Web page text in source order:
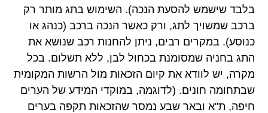
בלבד שישמש להסעת הנכה). השימוש בתג מותר רק
ברכב שמשויך לתג, ורק כאשר הנכה ברכב (כנהג או
כנוסע). במקרים רבים, ניתן להחנות רכב שנושא את
התג בחניה שמסומנת בכחול לבן, ללא תשלום. בכל
מקרה, יש לוודא את קיום הזכאות מול הרשות המקומית
שבתחומה חונים. (לדוגמה, במוקדי המידע של הערים
חיפה, ת"א ובאר שבע נמסר שהזכאות תקפה בערים